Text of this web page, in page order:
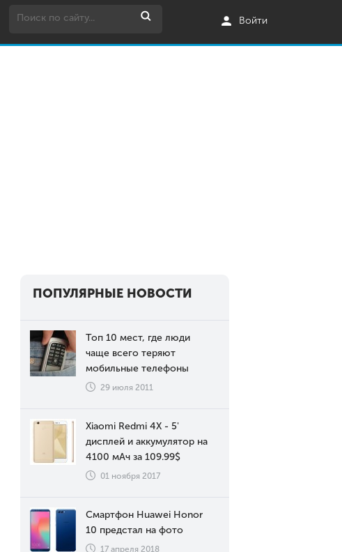
Войти
ПОПУЛЯРНЫЕ НОВОСТИ
Топ 10 мест, где люди
чаще всего теряют
мобильные телефоны
29 июля 2011
Xiaomi Redmi 4X - 5'
дисплей и аккумулятор на
4100 мАч за 109.99$
01 ноября 2017
Смартфон Huawei Honor
10 предстал на фото
17 апреля 2018